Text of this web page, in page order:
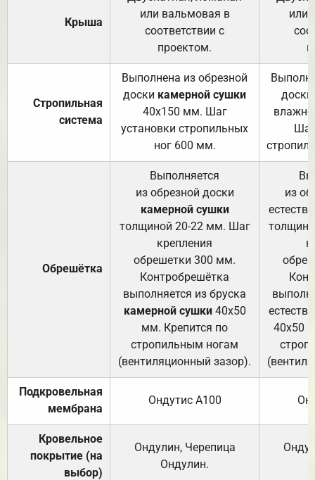
Крыша
или вальмовая в
соответствии с
проектом.
или
Стропильная
система
Выполнена из обрезной
доски камерной сушки
40х150 мм. Шаг
установки стропильных
ног 600 мм.
доски
Обрешётка
Выполняется
из обрезной доски
камерной сушки
толщиной 20-22 мм. Шаг
крепления
обрешетки 300 мм.
Контробрешётка
выполняется из бруска
камерной сушки40х50
мм. Крепится по
стропильным ногам
(вентиляционный зазор).
из
40х50
Подкровельная
мембрана
Ондутис А100
Кровельное
покрытие (на
выбор)
Ондулин, Черепица
Ондулин.